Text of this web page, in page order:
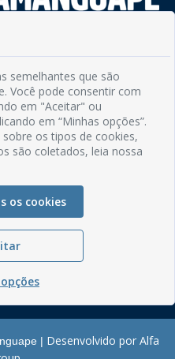
08h às 13h
| Desenvolvido por Alfa
semelhantes que são
Você pode consentir com
em "Aceitar" ou
em “Minhas opções”.
os tipos de cookies,
são coletados, leia nossa
os cookies